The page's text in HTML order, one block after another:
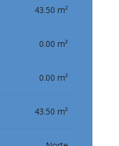
43.50 m²
0.00 m²
0.00 m²
43.50 m²